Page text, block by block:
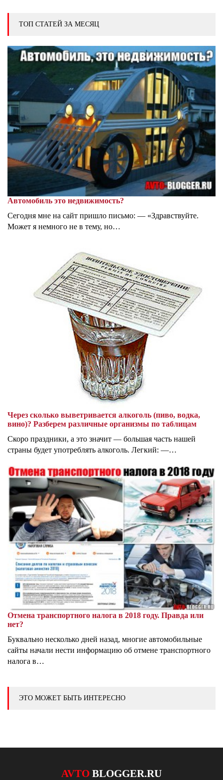
ТОП СТАТЕЙ ЗА МЕСЯЦ
Автомобиль это недвижимость?
Сегодня мне на сайт пришло письмо: — «Здравствуйте.
Может я немного не в тему, но…
Через сколько выветривается алкоголь (пиво, водка,
вино)? Разберем различные организмы по таблицам
Скоро праздники, а это значит — большая часть нашей
страны будет употреблять алкоголь. Легкий: —…
Отмена транспортного налога в 2018 году. Правда или
нет?
Буквально несколько дней назад, многие автомобильные
сайты начали нести информацию об отмене транспортного
налога в…
ЭТО МОЖЕТ БЫТЬ ИНТЕРЕСНО
AVTO BLOGGER.RU